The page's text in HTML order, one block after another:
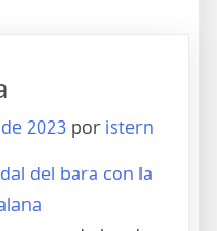
2023 por istern